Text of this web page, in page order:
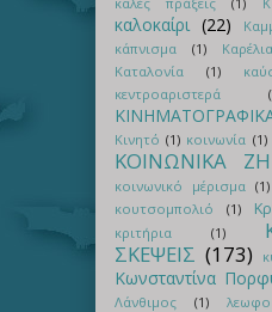
καλοκαίρι (22)
κάπνισμα
(1)
Καρέλια
Καταλονία
(1)
κεντροαριστερά
Κινητό (1) κοινωνία (1)
ΚΟΙΝΩΝΙΚΑ
κοινωνικό μέρισμα (1)
κουτσομπολιό
(1)
κριτήρια (1)
ΣΚΕΨΕΙΣ (173)
Κωνσταντίνα
Λάνθιμος (1)